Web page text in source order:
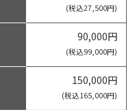
(税込27,500円)
90,000円
(税込99,000円)
150,000円
(税込165,000円)